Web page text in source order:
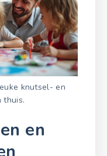
knutsel- en
thuis.
en